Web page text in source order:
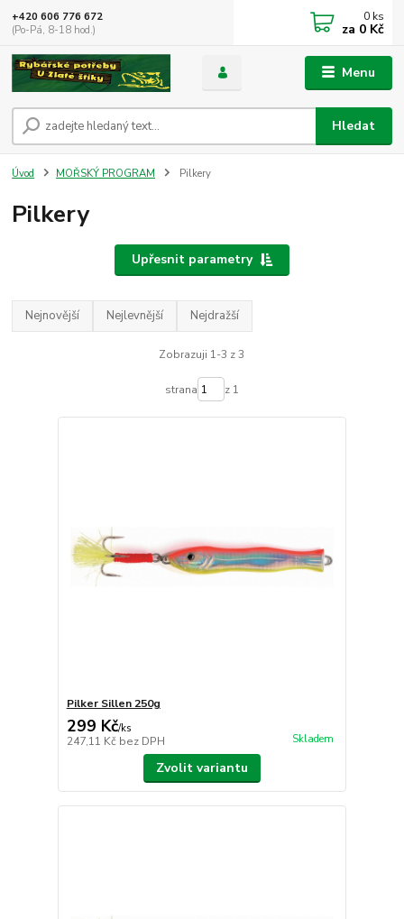
Menu
Hledat
+420 606 776 672
(Po-Pá, 8-18 hod.)
0 ks
za 0 Kč
Úvod MOŘSKÝ PROGRAM Pilkery
Pilkery
Upřesnit parametry
Nejnovější Nejlevnější Nejdražší
Zobrazuji 1-3 z 3
strana z 1
Pilker Sillen 250g
299 Kč/ks
247,11 Kč bez DPH Skladem
Zvolit variantu